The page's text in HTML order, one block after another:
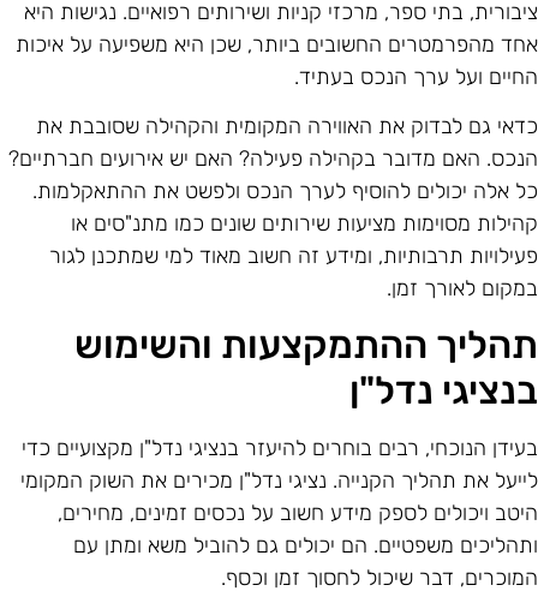
בתי ספר, מרכזי קניות ושירותים רפואיים. נגישות היא
מהפרמטרים החשובים ביותר, שכן היא משפיעה על איכות
ועל ערך הנכס בעתיד.
גם לבדוק את האווירה המקומית והקהילה שסובבת את
האם מדובר בקהילה פעילה? האם יש אירועים חברתיים?
אלה יכולים להוסיף לערך הנכס ולפשט את ההתאקלמות.
מסוימות מציעות שירותים שונים כמו מתנ"סים או
תרבותיות, ומידע זה חשוב מאוד למי שמתכנן לגור
לאורך זמן.
ההתמקצעות והשימוש
נדל"ן
הנוכחי, רבים בוחרים להיעזר בנציגי נדל"ן מקצועיים כדי
את תהליך הקנייה. נציגי נדל"ן מכירים את השוק המקומי
ויכולים לספק מידע חשוב על נכסים זמינים, מחירים,
משפטיים. הם יכולים גם להוביל משא ומתן עם
דבר שיכול לחסוך זמן וכסף.